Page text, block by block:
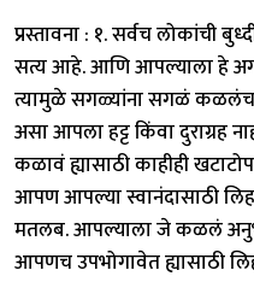
प्रस्तावना : १. सर्वच लोकांची
सत्य आहे. आणि आपल्याला हे
त्यामुळे सगळ्यांना सगळं
असा आपला हट्ट किंवा दुराग्रह
कळावं ह्यासाठी काहीही
आपण आपल्या स्वानंदासाठी
मतलब. आपल्याला जे कळलं
आपणच उपभोगावेत ह्यासाठी